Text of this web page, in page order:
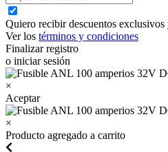
Quiero recibir descuentos
Ver los términos y condiciones
Finalizar registro
o iniciar sesión
×
Aceptar
×
Producto agregado a carrito